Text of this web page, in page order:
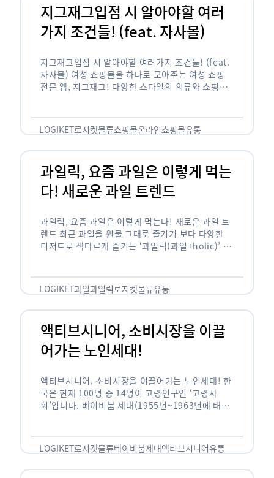
지그재그입점 시 알아야할 여러
가지 조건들! (feat. 자사몰)
지그재그입점 시 알아야할 여러가지 조건들! (feat.
자사몰) 여성 쇼핑몰을 하나로 모아주는 여성 쇼핑
전문 앱, 지그재그! 다양한 스타일의 의류와 쇼핑몰
LOGIKET로지켓물류쇼핑몰온라인쇼핑몰유통
과일릭, 요즘 과일은 이렇게 먹는
다! 새로운 과일 트렌드
과일릭, 요즘 과일은 이렇게 먹는다! 새로운 과일 트
렌드 최근 과일을 원물 그대로 즐기기 보다 다양한
디저트로 색다르게 즐기는 ‘과일릭(과일+holic)’ 트
…
LOGIKET과일과일릭로지켓물류유통
액티브시니어, 소비시장을 이끌
어가는 노인세대!
액티브시니어, 소비시장을 이끌어가는 노인세대! 한
국은 현재 100명 중 14명이 고령인구인 ‘고령사
회’입니다. 베이비붐 세대(1955년~1963년에 태어
오고 있습니다. 하지만 사회가 늙어가는 …
LOGIKET로지켓물류베이비붐세대액티브시니어유통